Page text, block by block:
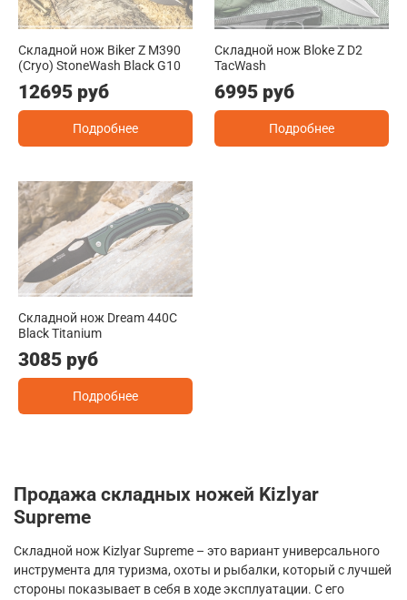
Складной нож Biker Z M390
(Cryo) StoneWash Black G10
12695 руб
Подробнее
Складной нож Bloke Z D2
TacWash
6995 руб
Подробнее
Складной нож Dream 440C
Black Titanium
3085 руб
Подробнее
Продажа складных ножей Kizlyar
Supreme
Складной нож KizlyarSupreme – это вариант универсального
инструмента для туризма, охоты и рыбалки, который с лучшей
стороны показывает в себя в ходе эксплуатации. С его